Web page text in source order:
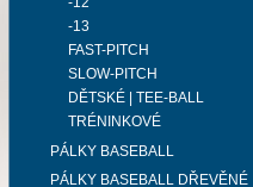
-13
FAST-PITCH
SLOW-PITCH
DĚTSKÉ | TEE-BALL
TRÉNINKOVÉ
PÁLKY BASEBALL
PÁLKY BASEBALL DŘEVĚNÉ